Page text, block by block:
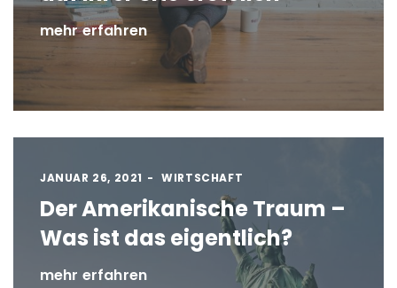
mehr erfahren
JANUAR 26, 2021 WIRTSCHAFT
Der Amerikanische Traum –
Was ist das eigentlich?
mehr erfahren